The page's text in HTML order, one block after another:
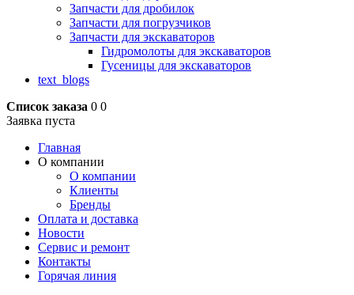
Запчасти для дробилок
Запчасти для погрузчиков
Запчасти для экскаваторов
Гидромолоты для экскаваторов
Гусеницы для экскаваторов
text_blogs
Список заказа 0 0
Заявка пуста
Главная
О компании
О компании
Клиенты
Бренды
Оплата и доставка
Новости
Сервис и ремонт
Контакты
Горячая линия